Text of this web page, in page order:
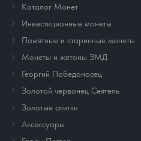
Каталог Монет
Инвестиционные монеты
Памятные и старинные монеты
Монеты и жетоны ЗМД
Георгий Победоносец
Золотой червонец Сеятель
Золотые слитки
Аксессуары